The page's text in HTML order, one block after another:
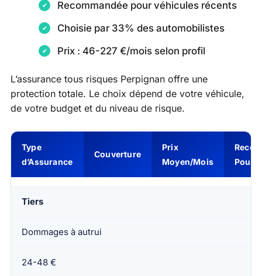
Recommandée pour véhicules récents
Choisie par 33% des automobilistes
Prix : 46-227 €/mois selon profil
L’assurance tous risques Perpignan offre une
protection totale. Le choix dépend de votre véhicule,
de votre budget et du niveau de risque.
Type
d’Assurance
Couverture
Prix
Moyen/Mois
Pour
Tiers
Dommages à autrui
24-48 €